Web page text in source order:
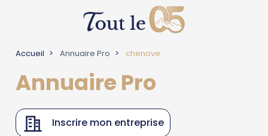
Accueil Annuaire Pro chenove
Annuaire Pro
Inscrire mon entreprise